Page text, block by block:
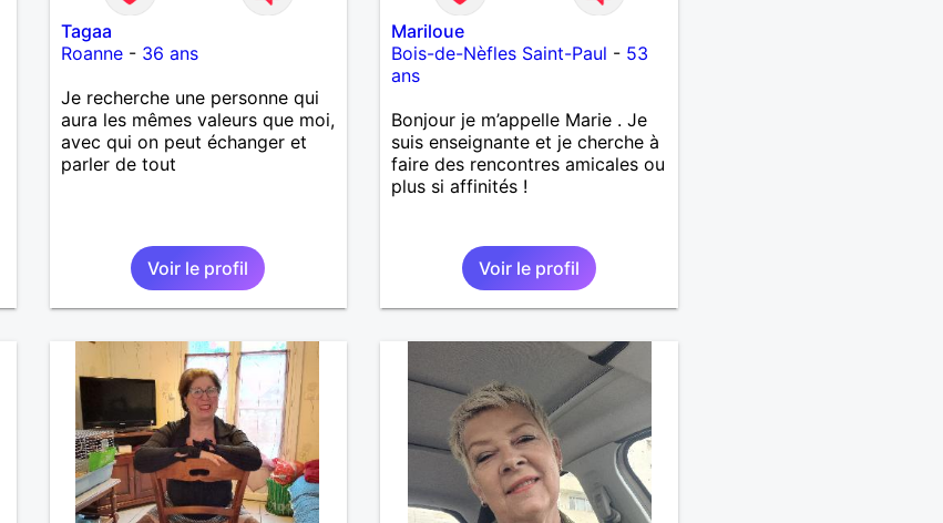
Tagaa
Roanne- 36 ans
Je recherche une personne qui
aura les mêmes valeurs que moi,
avec qui on peut échanger et
parler de tout
Voir le profil
Mariloue
Bois-de-Nèfles Saint-Paul - 53
ans
Bonjour je m’appelle Marie . Je
suis enseignante et je cherche à
faire des rencontres amicales ou
plus si affinités !
Voir le profil